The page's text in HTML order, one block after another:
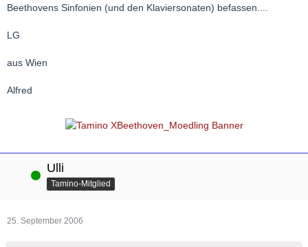
Beethovens Sinfonien (und den Klaviersonaten) befassen....
LG
aus Wien
Alfred
Online Ulli
Tamino-Mitglied
25. September 2006